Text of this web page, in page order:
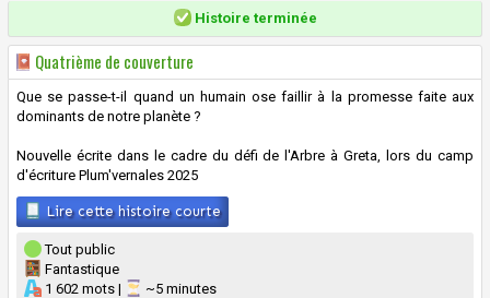
Histoire terminée
Quatrième de couverture
Que se passe-t-il quand un humain ose faillir à la promesse faite aux
dominants de notre planète ?
Nouvelle écrite dans le cadre du défi de l'Arbre à Greta, lors du camp
d'écriture Plum'vernales 2025
Lire cette histoire courte
Tout public
Fantastique
1 602 mots |
~5 minutes